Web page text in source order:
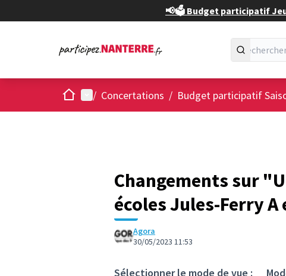
📢🗳️ Budget participatif
AccueilMenu principal
/ Concertations / Budget participatif
Changements sur
écoles Jules-Ferry A
Agora
30/05/2023 11:53
Sélectionner le mode de vue :